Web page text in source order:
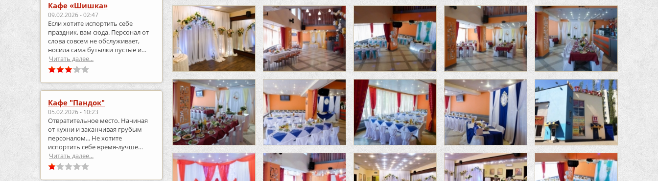
Кафе «Шишка»
09.02.2026 - 02:47
Если хотите испортить себе
праздник, вам сюда. Персонал от
слова совсем не обслуживает,
носила сама бутылки пустые и
приносила полные.
Читать далее...
Кафе "Пандок"
05.02.2026 - 10:23
Отвратительное место. Начиная
от кухни и заканчивая грубым
персоналом... Не хотите
испортить себе время-лучше
выберите что-то другое..
Читать далее...